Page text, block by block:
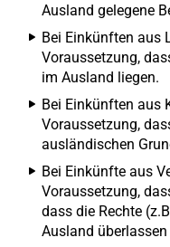
Ausland gelegene
Bei Einkünften aus
Voraussetzung,
im Ausland liegen.
Bei Einkünften aus
Voraussetzung,
ausländischen
Bei Einkünfte aus
Voraussetzung,
dass die Rechte
Ausland